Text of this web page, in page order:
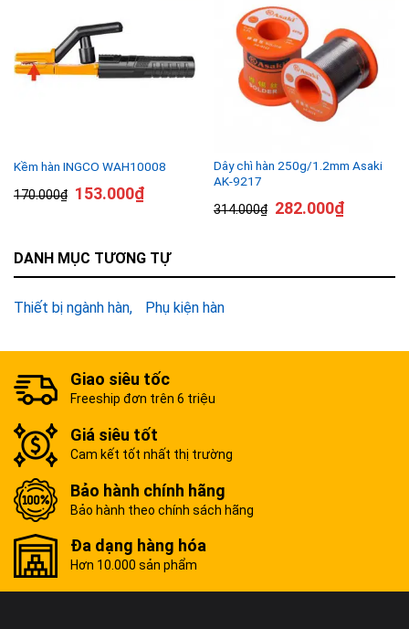
Kềm hàn INGCO WAH10008
170.000₫ 153.000₫
Dây chì hàn 250g/1.2mm Asaki
AK-9217
314.000₫ 282.000₫
DANH MỤC TƯƠNG TỰ
Thiết bị ngành hàn Phụ kiện hàn
Giao siêu tốc
Freeship đơn trên 6 triệu
Giá siêu tốt
Cam kết tốt nhất thị trường
Bảo hành chính hãng
Bảo hành theo chính sách hãng
Đa dạng hàng hóa
Hơn 10.000 sản phẩm